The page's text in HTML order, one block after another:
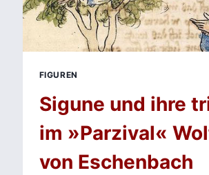
FIGUREN
Sigune und ihre
im »Parzival«
von Eschenbach